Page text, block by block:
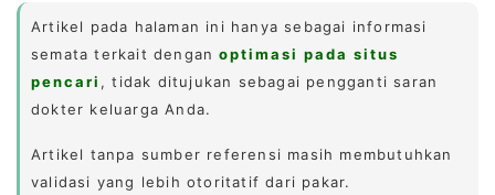
Artikel pada halaman ini hanya sebagai informasi
semata terkait denganoptimasi pada situs
pencari , tidak ditujukan sebagai pengganti saran
dokter keluarga Anda.
Artikel tanpa sumber referensi masih membutuhkan
validasi yang lebih otoritatif dari pakar.